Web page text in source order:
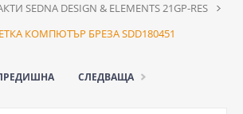
SEDNA DESIGN & ELEMENTS 21GP-RES
КОМПЮТЪР БРЕЗА SDD180451
СЛЕДВАЩА